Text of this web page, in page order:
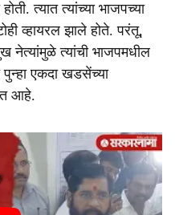
त्यात त्यांच्या भाजपच्या
व्हायरल झाले होते. परंतू,
नेत्यांमुळे त्यांची भाजपमधील
एकदा खडसेंच्या
आहे.